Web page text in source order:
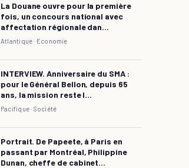
La Douane ouvre pour la première
fois, un concours national avec
affectation régionale dan...
Atlantique · Economie
INTERVIEW. Anniversaire du SMA :
pour le Général Bellon, depuis 65
ans, la mission reste l...
Pacifique · Société
Portrait. De Papeete, à Paris en
passant par Montréal, Philippine
Dunan, cheffe de cabinet...